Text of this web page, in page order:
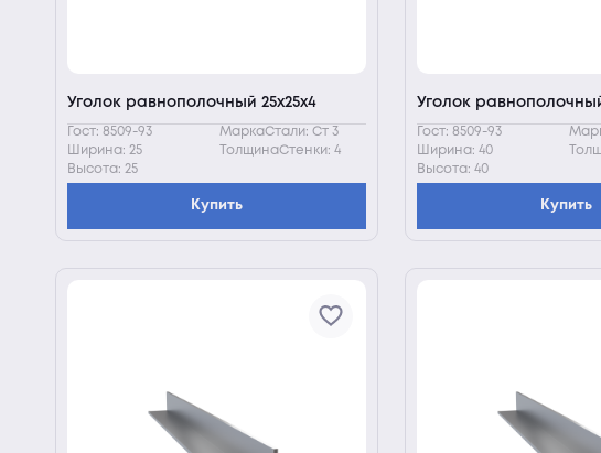
Уголок равнополочный 25х25х4
Гост: 8509-93
МаркаСтали: Ст 3
Ширина: 25
ТолщинаСтенки: 4
Высота: 25
Купить
Уголок
Гост: 8509-93
Ширина: 40
Высота: 40
Купить